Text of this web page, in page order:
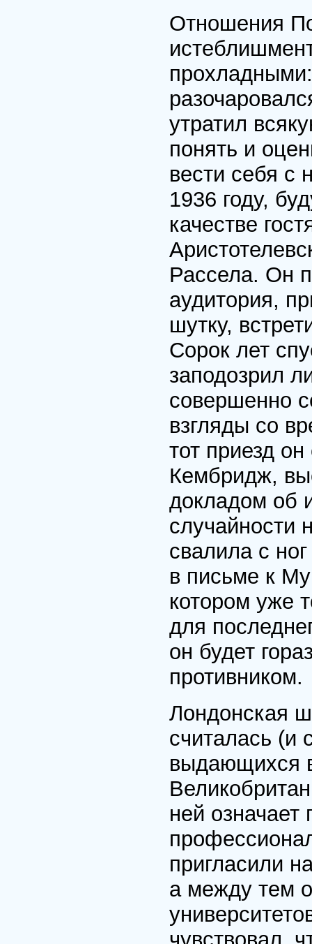
Отношения
утратил
понять и
вести себя с
1936 году,
качестве
Рассела. Он
аудитория,
шутку,
Сорок лет
заподозрил
совершенно
взгляды со
тот приезд
Кембридж,
докладом об
случайности
свалила с
в письме к
котором уже
для
он будет
противником.
Лондонская
считалась (и
выдающихся
ней означает
пригласили
а между тем